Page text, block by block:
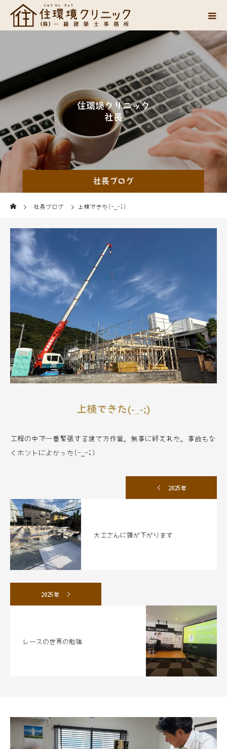
社長ブログ
住環境ク リニック
中の思いつ
社長ブログ 上棟できた(-_-;)
上棟できた(-_-;)
工程の中で一番緊張する建て方作業。無事に終えれた。事故もな
くホントによかった(-_-;)
2025年
大工さんに頭が下がります
2025年
レースの世界の勉強